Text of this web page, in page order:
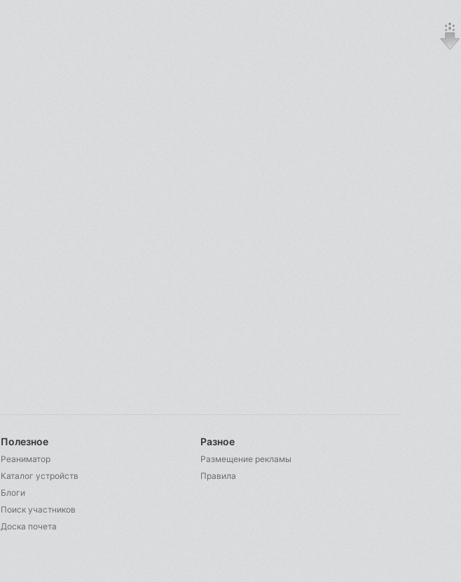
Полезное
Реаниматор
Каталог устройств
Блоги
Поиск участников
Доска почета
Разное
Размещение рекламы
Правила